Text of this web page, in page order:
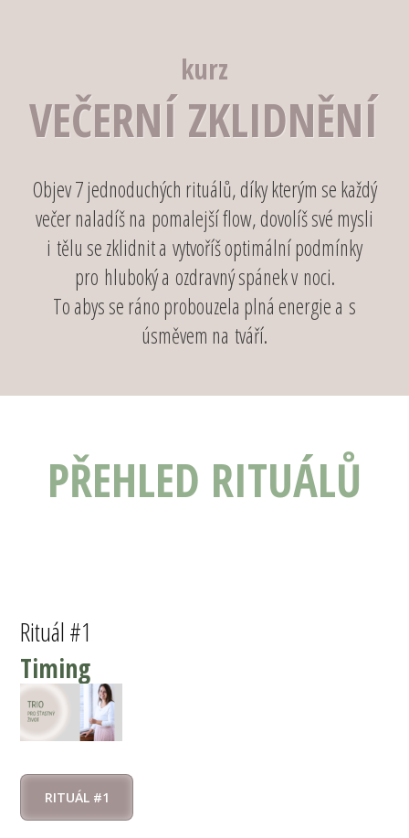
kurz
VEČERNÍ ZKLIDNĚNÍ
Objev 7 jednoduchých rituálů, díky kterým se každý
večer naladíš na pomalejší flow, dovolíš své mysli
i tělu se zklidnit a vytvoříš optimální podmínky
pro hluboký a ozdravný spánek v noci.
To abys se ráno probouzela plná energie a s
úsměvem na tváří.
PŘEHLED RITUÁLŮ
Rituál #1
Timing
RITUÁL #1